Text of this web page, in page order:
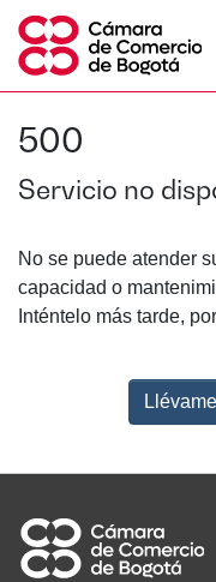
500
Servicio no
No se puede atender
capacidad o
Inténtelo más tarde,